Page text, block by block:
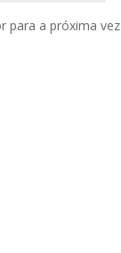
para a próxima